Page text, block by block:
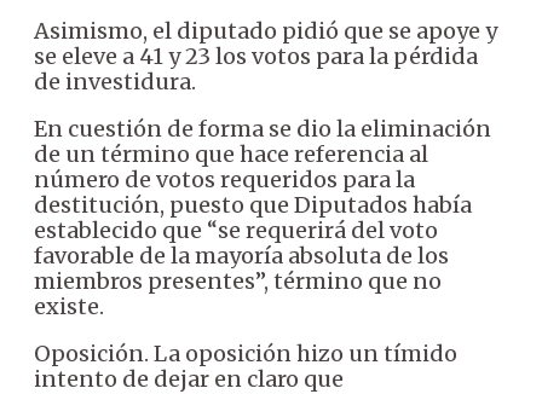
Asimismo, el diputado pidió que se apoye y
se eleve a 41 y 23 los votos para la pérdida
de investidura.
En cuestión de forma se dio la eliminación
de un término que hace referencia al
número de votos requeridos para la
destitución, puesto que Diputados había
establecido que “se requerirá del voto
favorable de la mayoría absoluta de los
miembros presentes”, término que no
existe.
Oposición. La oposición hizo un tímido
intento de dejar en claro que